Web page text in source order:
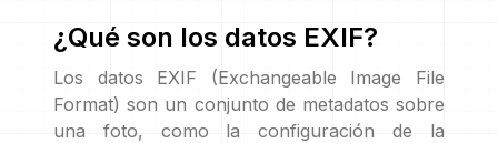
¿Qué son los datos EXIF?
Los datos EXIF (Exchangeable Image File
Format) son un conjunto de metadatos sobre
una foto, como la configuración de la